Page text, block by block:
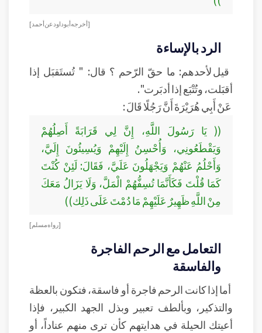
[ أخرجه أبو داود عن أحمد]
الرد بالإساءة
قيل لأحدهم: ما حقّ الرّحم ؟ قال: " تُستَقبَل إذا
أقبَلت، وتُتْبَع إذا أدبَرت".
عَنْ أَبِي هُرَيْرَةَ أَنَّ رَجُلًا قَالَ :
(( يَا رَسُولَ اللَّهِ، إِنَّ لِي قَرَابَةً أَصِلُهُمْ
وَيَقْطَعُونِي، وَأُحْسِنُ إِلَيْهِمْ وَيُسِيئُونَ إِلَيَّ،
وَأَحْلُمُ عَنْهُمْ وَيَجْهَلُونَ عَلَيَّ، فَقَالَ: لَئِنْ كُنْتَ
كَمَا قُلْتَ فَكَأَنَّمَا تُسِفُّهُمْ الْمَلَّ، وَلَا يَزَالُ مَعَكَ
مِنْ اللَّهِ ظَهِيرٌ عَلَيْهِمْ مَا دُمْتَ عَلَى ذَلِك))
[رواه مسلم]
التعامل مع الرحم الفاجرة
والفاسقة
أما إذا كانت الرحم فاجرة أو فاسقة، فتكون بالعظة
والتذكير، وبألطف تعبير وبذل الجهد الكبير، فإذا
أعيتك الحيلة في هدايتهم كأن ترى منهم عناداً، أو